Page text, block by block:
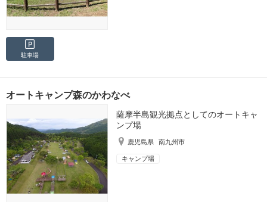
駐車場
オートキャンプ森のかわなべ
薩摩半島観光拠点としてのオートキャ
ンプ場
鹿児島県 南九州市
キャンプ場